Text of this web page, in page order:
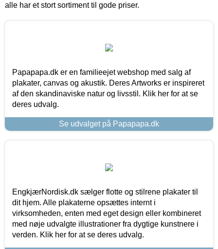
alle har et stort sortiment til gode priser.
Papapapa.dk er en familieejet webshop med salg af
plakater, canvas og akustik. Deres Artworks er inspireret
af den skandinaviske natur og livsstil. Klik her for at se
deres udvalg.
Se udvalget på Papapapa.dk
EngkjærNordisk.dk sælger flotte og stilrene plakater til
dit hjem. Alle plakaterne opsættes internt i
virksomheden, enten med eget design eller kombineret
med nøje udvalgte illustrationer fra dygtige kunstnere i
verden. Klik her for at se deres udvalg.